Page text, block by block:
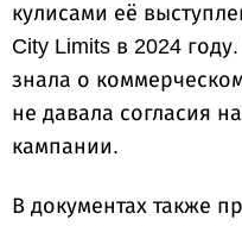
кулисами её
City Limits в 2024
знала о
не давала согласия
кампании.
В документах также